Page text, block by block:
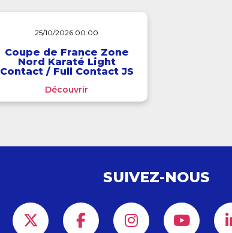
25/10/2026 00:00
Coupe de France Zone
Nord Karaté Light
Contact / Full Contact JS
Découvrir
SUIVEZ-NOUS